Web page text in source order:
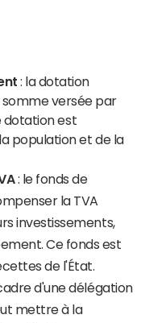
: la dotation
versée par
dotation est
population et de la
: le fonds de
la TVA
investissements,
Ce fonds est
de l'État.
d'une délégation
mettre à la